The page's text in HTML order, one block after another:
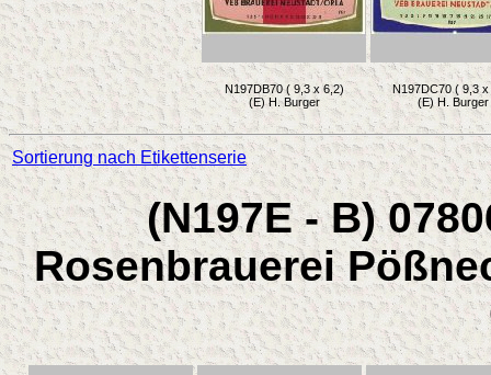
N197DB70 ( 9,3 x 6,2)
(E) H. Burger
N197DC70 ( 9,3 x
(E) H. Burger
Sortierung nach Etikettenserie
(N197E - B)
Rosenbrauerei